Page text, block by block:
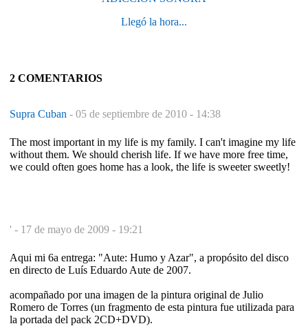
Llegó la hora...
2 COMENTARIOS
Supra Cuban - 05 de septiembre de 2010 - 14:38
The most important in my life is my family. I can't imagine my life
without them. We should cherish life. If we have more free time,
we could often goes home has a look, the life is sweeter sweetly!
' - 17 de mayo de 2009 - 19:21
Aqui mi 6a entrega: "Aute: Humo y Azar", a propósito del disco
en directo de Luís Eduardo Aute de 2007.
acompañado por una imagen de la pintura original de Julio
Romero de Torres (un fragmento de esta pintura fue utilizada para
la portada del pack 2CD+DVD).